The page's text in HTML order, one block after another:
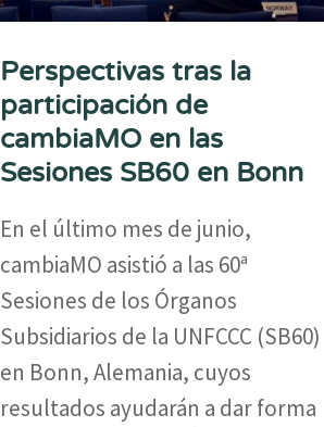
Perspectivas tras la
participación de
cambiaMO en las
Sesiones SB60 en Bonn
En el último mes de junio,
cambiaMO asistió a las 60ª
Sesiones de los Órganos
Subsidiarios de la UNFCCC (SB60)
en Bonn, Alemania, cuyos
resultados ayudarán a dar forma